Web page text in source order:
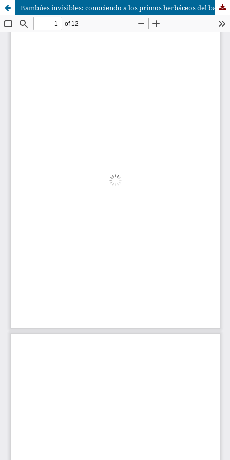
Bambúes invisibles: conociendo a los primos herbáceos del bambú